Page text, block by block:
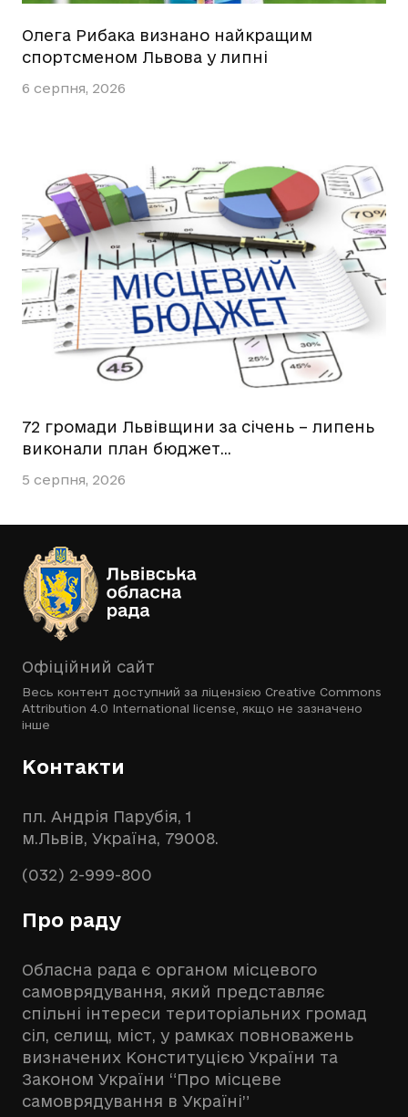
Олега Рибака визнано найкращим
спортсменом Львова у липні
6 серпня, 2026
72 громади Львівщини за січень – липень
виконали план бюджет…
5 серпня, 2026
Офіційний сайт
Весь контент доступний за ліцензією Creative Commons
Attribution 4.0 International license , якщо не зазначено
інше
Контакти
пл. Андрія Парубія, 1
м.Львів, Україна, 79008.
(032) 2-999-800
Про раду
Обласна рада є органом місцевого
самоврядування, який представляє
спільні інтереси територіальних громад
сіл, селищ, міст, у рамках повноважень
визначених Конституцією України та
Законом України “Про місцеве
самоврядування в Україні”